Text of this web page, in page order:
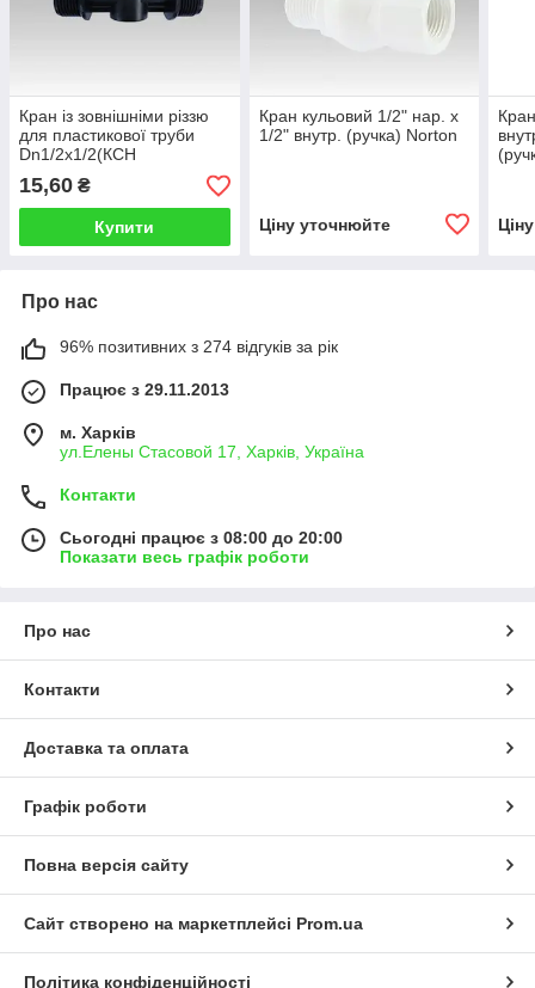
Кран із зовнішніми різзю
для пластикової труби
Dn1/2x1/2(КСН
16х1/2x1/2)
15,60 ₴
Купити
Кран кульовий 1/2" нар. x
1/2" внутр. (ручка) Norton
Ціну уточнюйте
Про нас
96% позитивних з 274 відгуків за рік
Працює з 29.11.2013
м. Харків
ул.Елены Стасовой 17, Харків, Україна
Контакти
Сьогодні працює з 08:00 до 20:00
Показати весь графік роботи
Про нас
Контакти
Доставка та оплата
Графік роботи
Повна версія сайту
Сайт створено на маркетплейсі Prom.ua
Політика конфіденційності